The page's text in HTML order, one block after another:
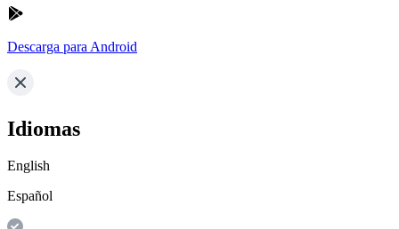
Descarga para Android
Idiomas
English
Español